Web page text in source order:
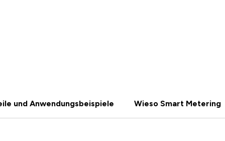
und Anwendungsbeispiele Wieso Smart Metering